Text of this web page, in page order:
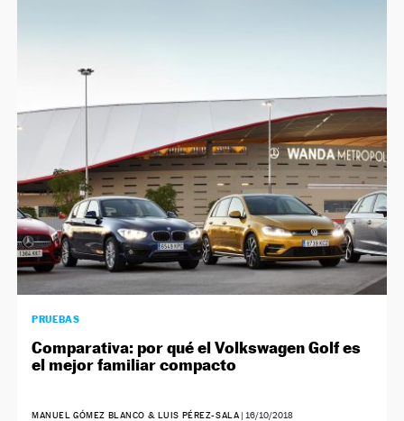
PRUEBAS
Comparativa: por qué el Volkswagen Golf es
el mejor familiar compacto
MANUEL GÓMEZ BLANCO & LUIS PÉREZ-SALA | 16/10/2018